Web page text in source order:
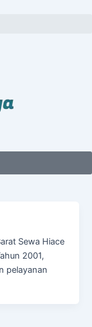
Sewa Hiace
2001,
pelayanan